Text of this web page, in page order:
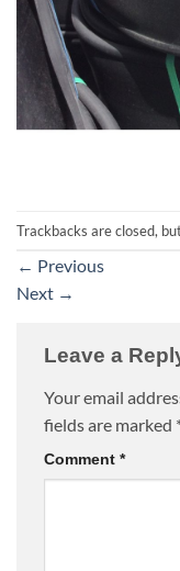
Trackbacks are closed,
← Previous
Next →
Leave a
Your email
fields are marked
Comment *